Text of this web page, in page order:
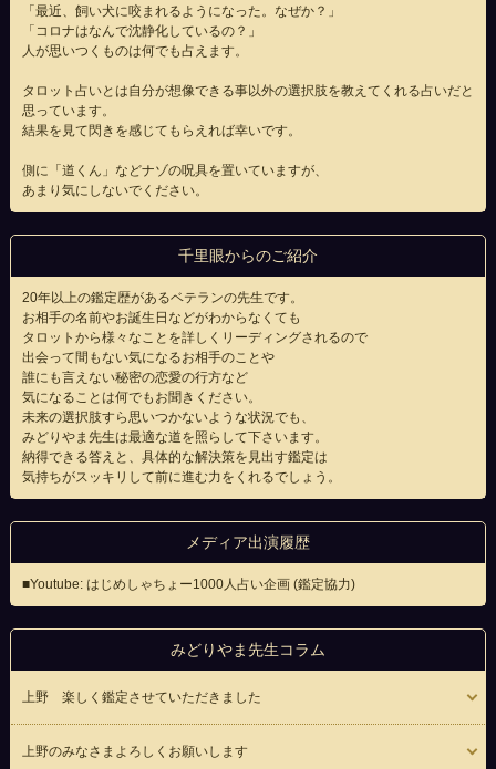
「最近、飼い犬に咬まれるようになった。なぜか？」
「コロナはなんで沈静化しているの？」
人が思いつくものは何でも占えます。
タロット占いとは自分が想像できる事以外の選択肢を教えてくれる占いだと
思っています。
結果を見て閃きを感じてもらえれば幸いです。
側に「道くん」などナゾの呪具を置いていますが、
あまり気にしないでください。
千里眼からのご紹介
20年以上の鑑定歴があるベテランの先生です。
お相手の名前やお誕生日などがわからなくても
タロットから様々なことを詳しくリーディングされるので
出会って間もない気になるお相手のことや
誰にも言えない秘密の恋愛の行方など
気になることは何でもお聞きください。
未来の選択肢すら思いつかないような状況でも、
みどりやま先生は最適な道を照らして下さいます。
納得できる答えと、具体的な解決策を見出す鑑定は
気持ちがスッキリして前に進む力をくれるでしょう。
メディア出演履歴
■Youtube: はじめしゃちょー1000人占い企画 (鑑定協力)
みどりやま先生コラム
上野 楽しく鑑定させていただきました
上野のみなさまよろしくお願いします